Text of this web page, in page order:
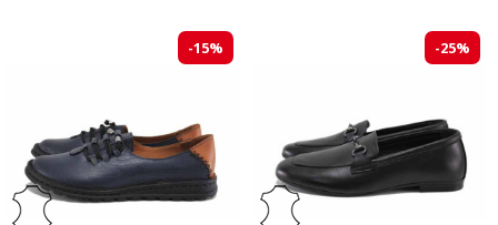
-15% -25%